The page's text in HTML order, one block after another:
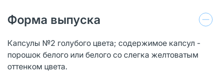
Форма выпуска
Капсулы №2 голубого цвета; содержимое капсул -
порошок белого или белого со слегка желтоватым
оттенком цвета.